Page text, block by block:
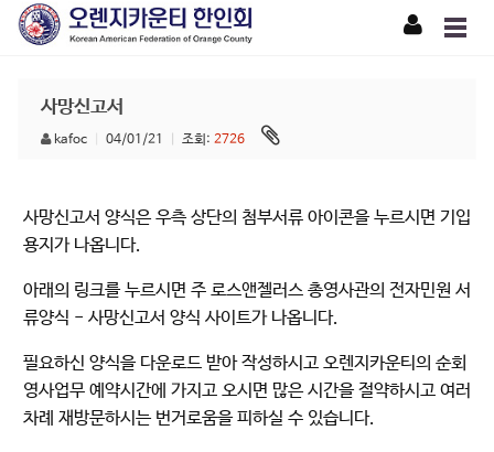
사망신고서
kafoc 04/01/21 조회: 2726
사망신고서 양식은 우측 상단의 첨부서류 아이콘을 누르시면 기입
용지가 나옵니다.
아래의 링크를 누르시면 주 로스앤젤러스 총영사관의 전자민원 서
류양식 - 사망신고서 양식 사이트가 나옵니다.
필요하신 양식을 다운로드 받아 작성하시고 오렌지카운티의 순회
영사업무 예약시간에 가지고 오시면 많은 시간을 절약하시고 여러
차례 재방문하시는 번거로움을 피하실 수 있습니다.